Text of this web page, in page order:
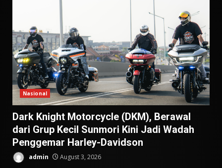
Nasional
Dark Knight Motorcycle (DKM), Berawal
dari Grup Kecil Sunmori Kini Jadi Wadah
Penggemar Harley-Davidson
admin August 3, 2026